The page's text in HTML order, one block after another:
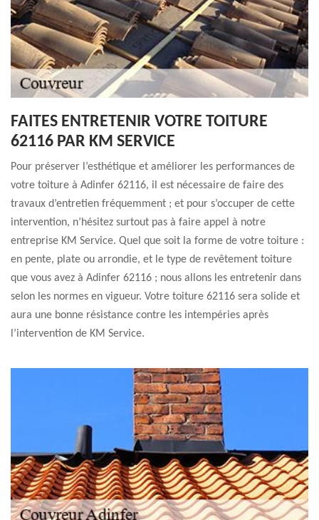
FAITES ENTRETENIR VOTRE TOITURE
62116 PAR KM SERVICE
Pour préserver l’esthétique et améliorer les performances de
votre toiture à Adinfer 62116, il est nécessaire de faire des
travaux d’entretien fréquemment ; et pour s’occuper de cette
intervention, n’hésitez surtout pas à faire appel à notre
entreprise KM Service. Quel que soit la forme de votre toiture :
en pente, plate ou arrondie, et le type de revêtement toiture
que vous avez à Adinfer 62116 ; nous allons les entretenir dans
selon les normes en vigueur. Votre toiture 62116 sera solide et
aura une bonne résistance contre les intempéries après
l’intervention de KM Service.